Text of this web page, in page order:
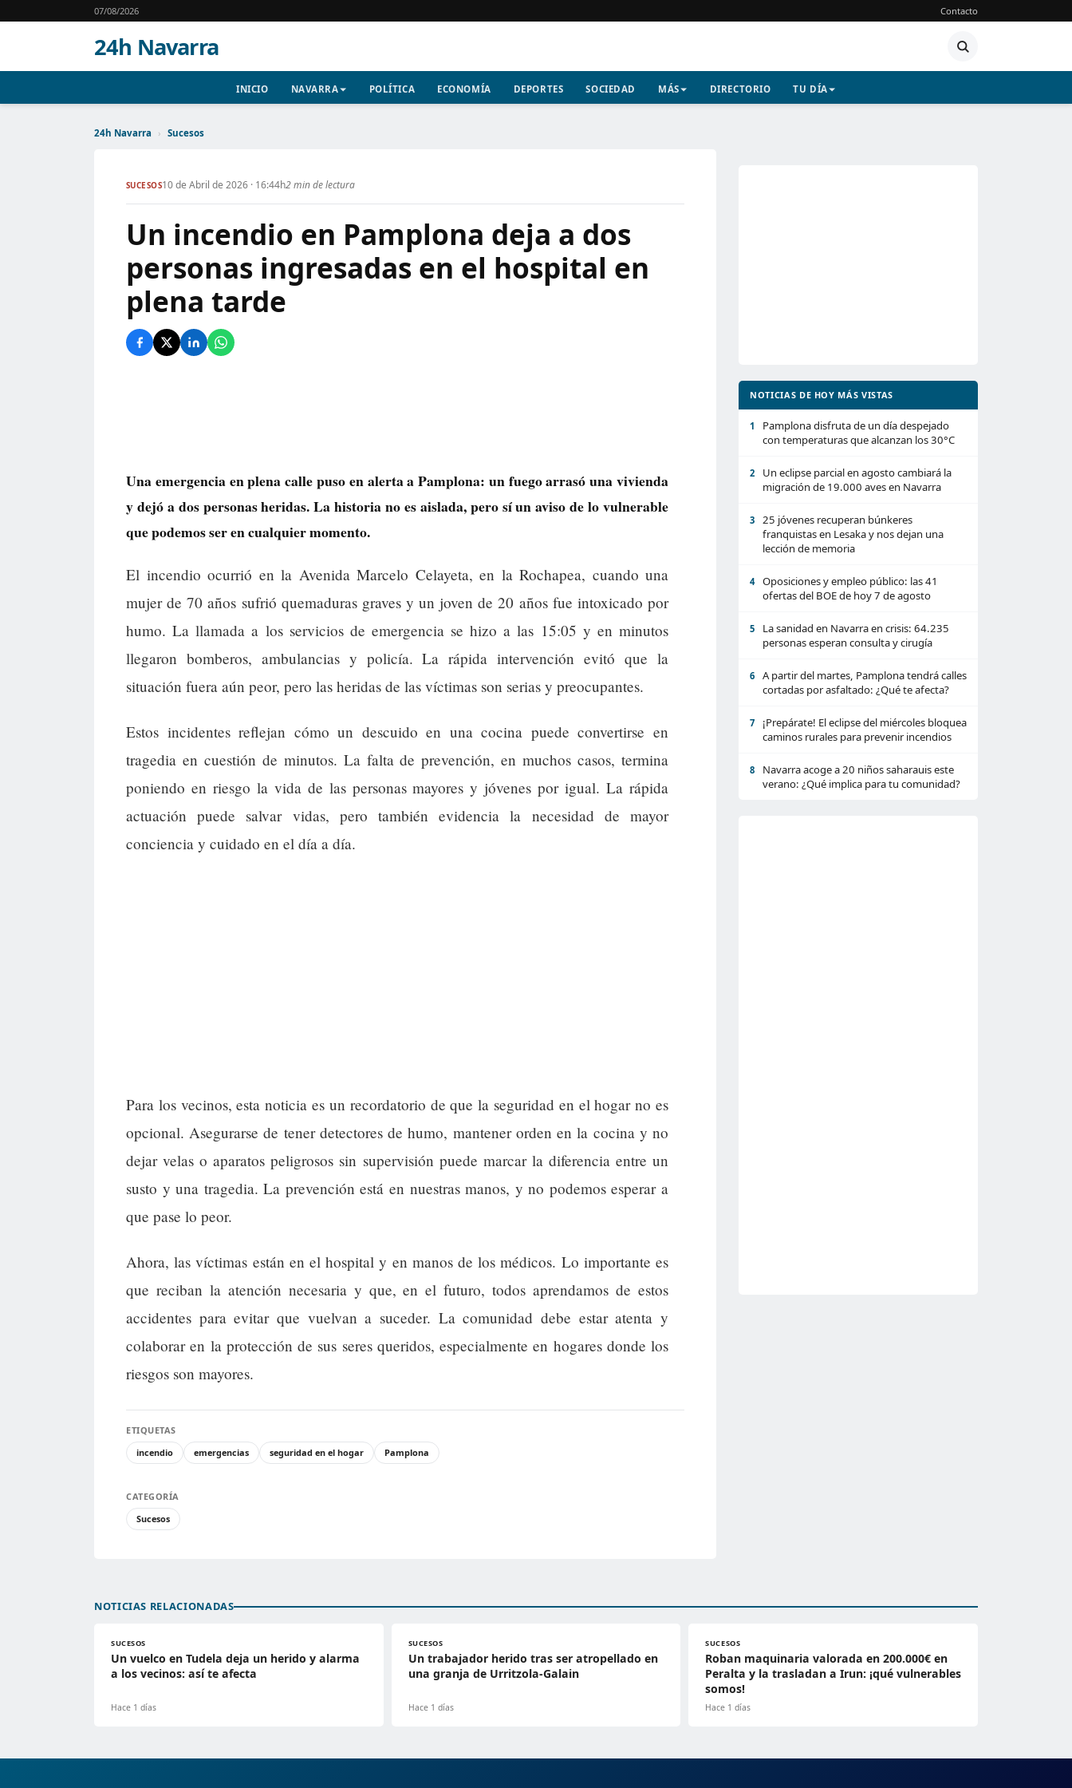
07/08/2026 Contacto
24h Navarra
INICIO NAVARRA POLÍTICA ECONOMÍA DEPORTES SOCIEDAD MÁS DIRECTORIO TU DÍA
24h Navarra › Sucesos
SUCESOS10 de Abril de 2026 · 16:44h2 min de lectura
Un incendio en Pamplona deja a dos
personas ingresadas en el hospital en
plena tarde
Una emergencia en plena calle puso en alerta a Pamplona: un fuego arrasó una vivienda
y dejó a dos personas heridas. La historia no es aislada, pero sí un aviso de lo vulnerable
que podemos ser en cualquier momento.
El incendio ocurrió en la Avenida Marcelo Celayeta, en la Rochapea, cuando una
mujer de 70 años sufrió quemaduras graves y un joven de 20 años fue intoxicado por
humo. La llamada a los servicios de emergencia se hizo a las 15:05 y en minutos
llegaron bomberos, ambulancias y policía. La rápida intervención evitó que la
situación fuera aún peor, pero las heridas de las víctimas son serias y preocupantes.
Estos incidentes reflejan cómo un descuido en una cocina puede convertirse en
tragedia en cuestión de minutos. La falta de prevención, en muchos casos, termina
poniendo en riesgo la vida de las personas mayores y jóvenes por igual. La rápida
actuación puede salvar vidas, pero también evidencia la necesidad de mayor
conciencia y cuidado en el día a día.
Para los vecinos, esta noticia es un recordatorio de que la seguridad en el hogar no es
opcional. Asegurarse de tener detectores de humo, mantener orden en la cocina y no
dejar velas o aparatos peligrosos sin supervisión puede marcar la diferencia entre un
susto y una tragedia. La prevención está en nuestras manos, y no podemos esperar a
que pase lo peor.
Ahora, las víctimas están en el hospital y en manos de los médicos. Lo importante es
que reciban la atención necesaria y que, en el futuro, todos aprendamos de estos
accidentes para evitar que vuelvan a suceder. La comunidad debe estar atenta y
colaborar en la protección de sus seres queridos, especialmente en hogares donde los
riesgos son mayores.
ETIQUETAS
incendio
emergencias seguridad en el hogar Pamplona
CATEGORÍA
Sucesos
NOTICIAS DE HOY MÁS VISTAS
1
Pamplona disfruta de un día despejado
con temperaturas que alcanzan los 30°C
2
Un eclipse parcial en agosto cambiará la
migración de 19.000 aves en Navarra
3
25 jóvenes recuperan búnkeres
franquistas en Lesaka y nos dejan una
lección de memoria
4
Oposiciones y empleo público: las 41
ofertas del BOE de hoy 7 de agosto
5
La sanidad en Navarra en crisis: 64.235
personas esperan consulta y cirugía
6
A partir del martes, Pamplona tendrá calles
cortadas por asfaltado: ¿Qué te afecta?
7
¡Prepárate! El eclipse del miércoles bloquea
caminos rurales para prevenir incendios
8
Navarra acoge a 20 niños saharauis este
verano: ¿Qué implica para tu comunidad?
NOTICIAS RELACIONADAS
SUCESOS
Un vuelco en Tudela deja un herido y alarma
a los vecinos: así te afecta
Hace 1 días
SUCESOS
Un trabajador herido tras ser atropellado en
una granja de Urritzola-Galain
Hace 1 días
SUCESOS
Roban maquinaria valorada en 200.000€ en
Peralta y la trasladan a Irun: ¡qué vulnerables
somos!
Hace 1 días